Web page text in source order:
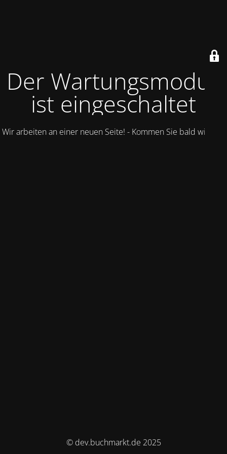
Der Wartungsmodus
ist eingeschaltet
Wir arbeiten an einer neuen Seite! - Kommen Sie bald wieder.
© dev.buchmarkt.de 2025